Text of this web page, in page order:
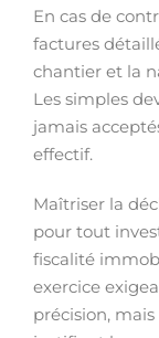
En cas de
factures
chantier et la
Les simples
jamais
effectif.
Maîtriser la
pour tout
fiscalité
exercice
précision,